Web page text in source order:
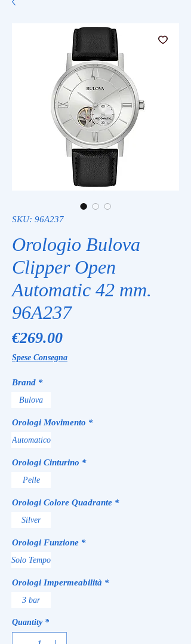
SKU: 96A237
Orologio Bulova
Clipper Open
Automatic 42 mm.
96A237
€269.00Price
Spese Consegna
Brand *
Bulova
Orologi Movimento *
Automatico
Orologi Cinturino *
Pelle
Orologi Colore Quadrante *
Silver
Orologi Funzione *
Solo Tempo
Orologi Impermeabilità *
3 bar
Quantity *